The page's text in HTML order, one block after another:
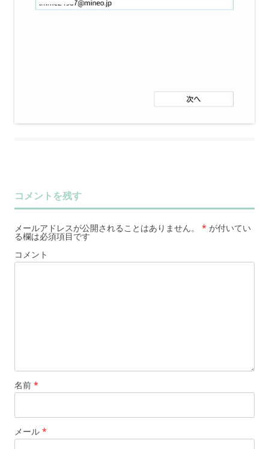
コメントを残す
メールアドレスが公開されることはありません。 * が付いてい
る欄は必須項目です
コメント
名前 *
メール *